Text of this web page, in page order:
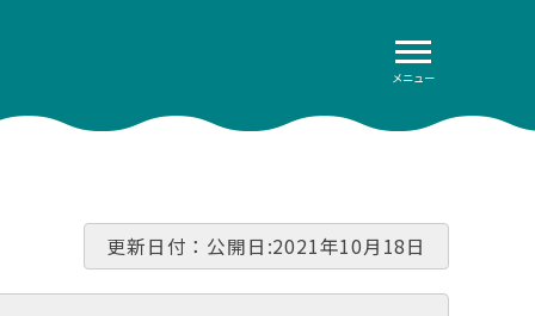
メニュー
更新日付：公開日:2021年10月18日